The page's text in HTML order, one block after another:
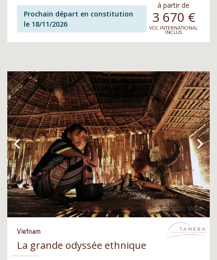
Prochain départ en constitution
le 18/11/2026
à partir de
3 670 €
VOL INTERNATIONAL
INCLUS
Vietnam
La grande odyssée ethnique